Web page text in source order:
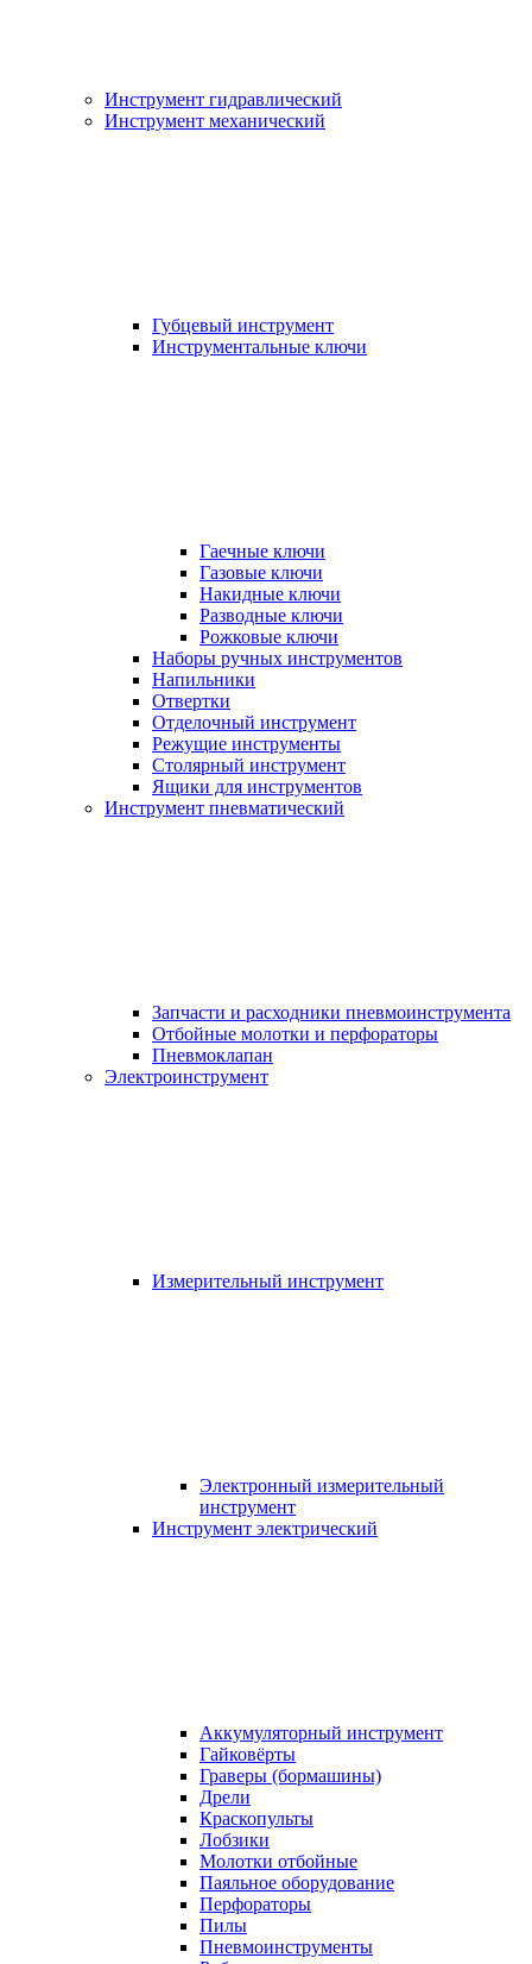
Инструмент гидравлический
Инструмент механический
Губцевый инструмент
Инструментальные ключи
Гаечные ключи
Газовые ключи
Накидные ключи
Разводные ключи
Рожковые ключи
Наборы ручных инструментов
Напильники
Отвертки
Отделочный инструмент
Режущие инструменты
Столярный инструмент
Ящики для инструментов
Инструмент пневматический
Запчасти и расходники пневмоинструмента
Отбойные молотки и перфораторы
Пневмоклапан
Электроинструмент
Измерительный инструмент
Электронный измерительный
инструмент
Инструмент электрический
Аккумуляторный инструмент
Гайковёрты
Граверы (бормашины)
Дрели
Краскопульты
Лобзики
Молотки отбойные
Паяльное оборудование
Перфораторы
Пилы
Пневмоинструменты